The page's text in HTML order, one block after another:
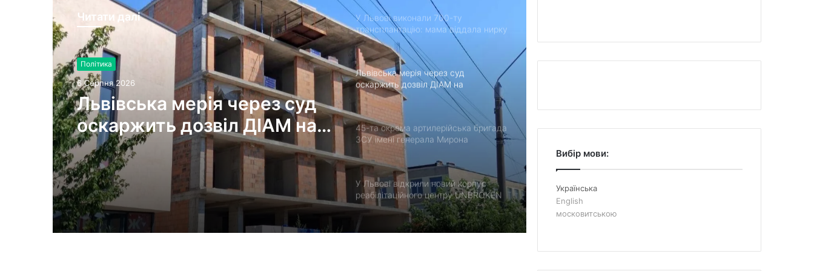
Читати далі
Політика
6 Серпня 2026
Львівська мерія через суд
оскаржить дозвіл ДІАМ на
будівництво на вул.
Олесницького
У Львові виконали 700-ту
трансплантацію: мама віддала нирку
27-річному синові
Львівська мерія через суд
оскаржить дозвіл ДІАМ на
будівництво на вул. Олесницького
45-та окрема артилерійська бригада
ЗСУ імені генерала Мирона
Тарнавського відзначає 10-річчя
У Львові відкрили новий корпус
реабілітаційного центру UNBROKEN
Ukraine
Вибір мови:
Українська
English
московитською